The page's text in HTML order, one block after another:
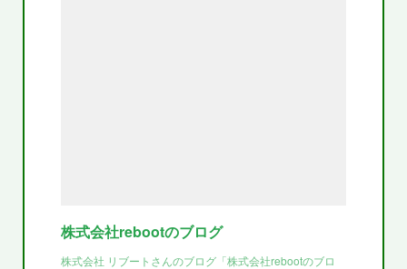
株式会社rebootのブログ
株式会社 リブートさんのブログ「株式会社rebootのブロ